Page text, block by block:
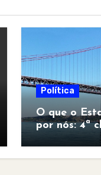
Política
O que o
por nós: 4ª
para todos